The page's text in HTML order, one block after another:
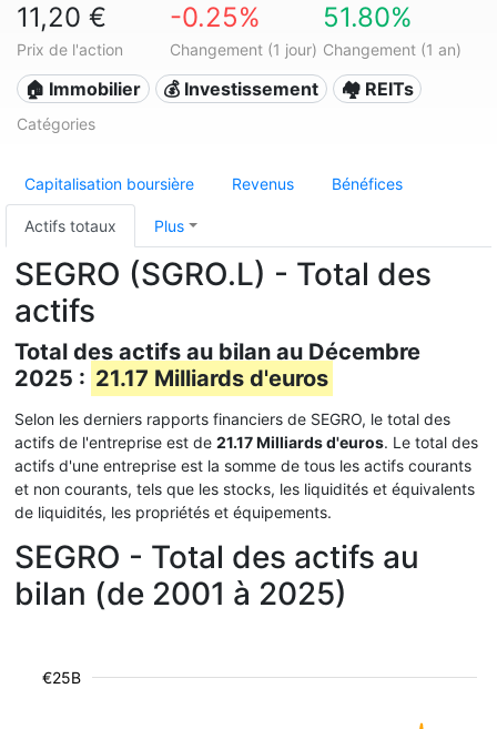
11,20 €
Prix de l'action
-0.25%
Changement (1 jour)
51.80%
Changement (1 an)
🏠 Immobilier 💰 Investissement 🏘️ REITs
Catégories
Capitalisation boursière Revenus Bénéfices
Actifs totaux Plus
SEGRO (SGRO.L) - Total des
actifs
Total des actifs au bilan au Décembre
2025 : 21.17 Milliards d'euros
Selon les derniers rapports financiers de SEGRO, le total des
actifs de l'entreprise est de 21.17 Milliards d'euros. Le total des
actifs d'une entreprise est la somme de tous les actifs courants
et non courants, tels que les stocks, les liquidités et équivalents
de liquidités, les propriétés et équipements.
SEGRO - Total des actifs au
bilan (de 2001 à 2025)
€25B